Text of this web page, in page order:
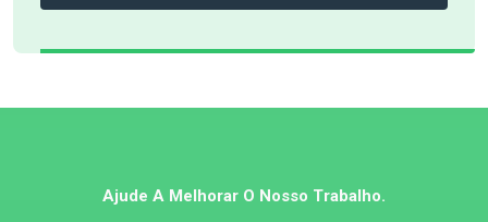
Ajude A Melhorar O Nosso Trabalho.